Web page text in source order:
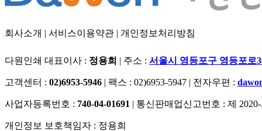
회사소개 | 서비스이용약관 | 개인정보처리방침
다원인쇄 대표이사 : 정용희 | 주소 : 서울시 영등포구 영등포로
고객센터 : 02)6953-5946 | 팩스 : 02)6953-5947 | 전자우편 :
사업자등록번호 : 740-04-01691 | 통신판매업신고번호 : 제
개인정보 보호책임자 : 정용희